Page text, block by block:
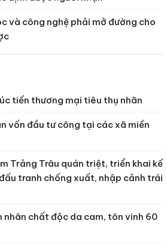
và công nghệ phải mở đường cho
tiến thương mại tiêu thụ nhãn
vốn đầu tư công tại các xã miền
Trảng Trâu quán triệt, triển khai kế
tranh chống xuất, nhập cảnh trái
nhân chất độc da cam, tôn vinh 60